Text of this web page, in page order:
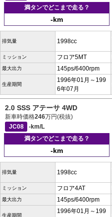
満タンでどこまで走る？
-km
排気量 1998cc
ミッション フロア5MT
最大出力 145ps/6400rpm
生産期間
1996年01月～199
6年07月
2.0 SSS アテーサ 4WD
新車時価格246万円(税抜)
JC08
-km/L
満タンでどこまで走る？
-km
排気量 1998cc
ミッション フロア4AT
最大出力 145ps/6400rpm
生産期間
1996年01月～199